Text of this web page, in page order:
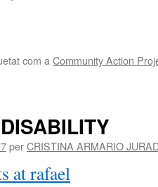
com aCommunity Action
perCRISTINA ARMARIO